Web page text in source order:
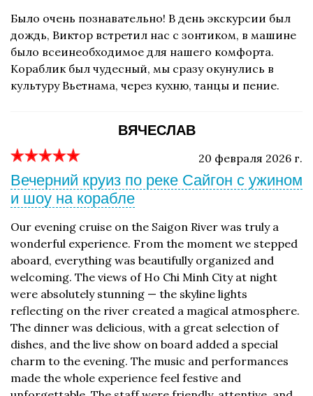
Было очень познавательно! В день экскурсии был
дождь, Виктор встретил нас с зонтиком, в машине
было всеинеобходимое для нашего комфорта.
Кораблик был чудесный, мы сразу окунулись в
культуру Вьетнама, через кухню, танцы и пение.
ВЯЧЕСЛАВ
20 февраля 2026 г.
Вечерний круиз по реке Сайгон с ужином
и шоу на корабле
Our evening cruise on the Saigon River was truly a
wonderful experience. From the moment we stepped
aboard, everything was beautifully organized and
welcoming. The views of Ho Chi Minh City at night
were absolutely stunning — the skyline lights
reflecting on the river created a magical atmosphere.
The dinner was delicious, with a great selection of
dishes, and the live show on board added a special
charm to the evening. The music and performances
made the whole experience feel festive and